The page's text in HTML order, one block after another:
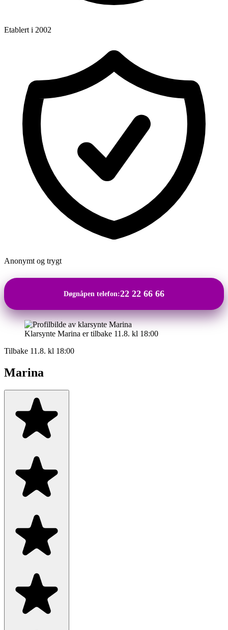
Etablert i 2002
Anonymt og trygt
Døgnåpen telefon:22 22 66 66
Klarsynte Marina er tilbake 11.8. kl 18:00
Tilbake 11.8. kl 18:00
Marina